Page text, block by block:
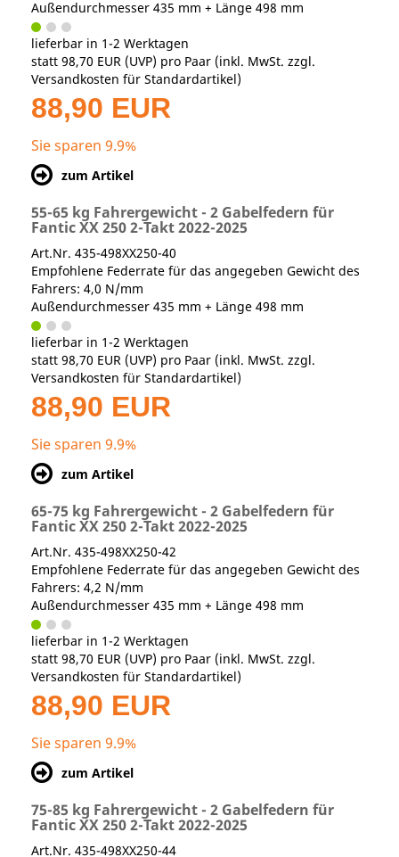
Außendurchmesser 435 mm + Länge 498 mm
lieferbar in 1-2 Werktagen
statt 98,70 EUR (UVP) pro Paar (inkl. MwSt. zzgl.
Versandkosten für Standardartikel)
88,90 EUR
Sie sparen 9.9%
zum Artikel
55-65 kg Fahrergewicht - 2 Gabelfedern für
Fantic XX 250 2-Takt 2022-2025
Art.Nr. 435-498XX250-40
Empfohlene Federrate für das angegeben Gewicht des
Fahrers: 4,0 N/mm
Außendurchmesser 435 mm + Länge 498 mm
lieferbar in 1-2 Werktagen
statt 98,70 EUR (UVP) pro Paar (inkl. MwSt. zzgl.
Versandkosten für Standardartikel)
88,90 EUR
Sie sparen 9.9%
zum Artikel
65-75 kg Fahrergewicht - 2 Gabelfedern für
Fantic XX 250 2-Takt 2022-2025
Art.Nr. 435-498XX250-42
Empfohlene Federrate für das angegeben Gewicht des
Fahrers: 4,2 N/mm
Außendurchmesser 435 mm + Länge 498 mm
lieferbar in 1-2 Werktagen
statt 98,70 EUR (UVP) pro Paar (inkl. MwSt. zzgl.
Versandkosten für Standardartikel)
88,90 EUR
Sie sparen 9.9%
zum Artikel
75-85 kg Fahrergewicht - 2 Gabelfedern für
Fantic XX 250 2-Takt 2022-2025
Art.Nr. 435-498XX250-44